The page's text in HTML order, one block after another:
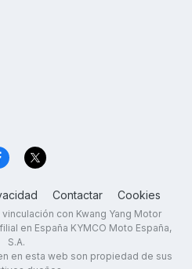
Contactar Cookies
con Kwang Yang Motor
en España KYMCO Moto España,
S.A.
en esta web son propiedad de sus